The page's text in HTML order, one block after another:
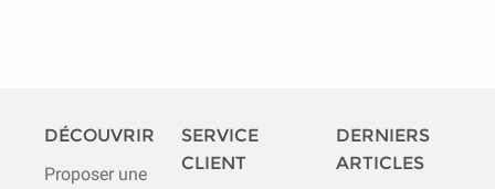
DÉCOUVRIR
Proposer une
SERVICE
CLIENT
DERNIERS
ARTICLES